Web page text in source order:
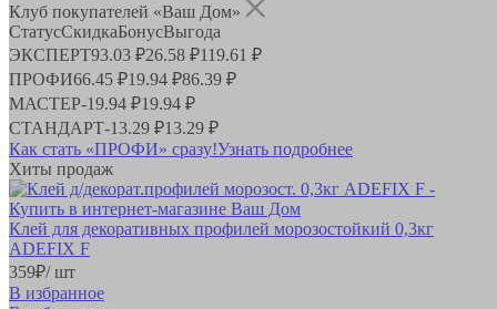
Клуб покупателей «Ваш Дом»
СтатусСкидкаБонусВыгода
ЭКСПЕРТ93.03 ₽26.58 ₽119.61 ₽
ПРОФИ66.45 ₽19.94 ₽86.39 ₽
МАСТЕР-19.94 ₽19.94 ₽
СТАНДАРТ-13.29 ₽13.29 ₽
Как стать «ПРОФИ» сразу!Узнать подробнее
Хиты продаж
Клей для декоративных профилей морозостойкий 0,3кг
ADEFIX F
359₽/ шт
В избранное